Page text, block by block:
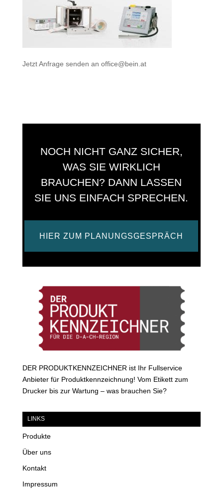
Jetzt Anfrage senden an office@bein.at
NOCH NICHT GANZ SICHER,
WAS SIE WIRKLICH
BRAUCHEN? DANN LASSEN
SIE UNS EINFACH SPRECHEN.
HIER ZUM PLANUNGSGESPRÄCH
DER PRODUKTKENNZEICHNER ist Ihr Fullservice
Anbieter für Produktkennzeichnung! Vom Etikett zum
Drucker bis zur Wartung – was brauchen Sie?
LINKS
Produkte
Über uns
Kontakt
Impressum